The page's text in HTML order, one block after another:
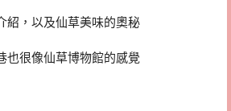
紹，以及仙草美味的奧秘
也很像仙草博物館的感覺